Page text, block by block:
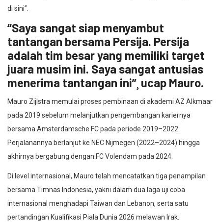
di sini”.
“Saya sangat siap menyambut
tantangan bersama Persija. Persija
adalah tim besar yang memiliki target
juara musim ini. Saya sangat antusias
menerima tantangan ini”¸ ucap Mauro.
Mauro Zijlstra memulai proses pembinaan di akademi AZ Alkmaar
pada 2019 sebelum melanjutkan pengembangan kariernya
bersama Amsterdamsche FC pada periode 2019–2022.
Perjalanannya berlanjut ke NEC Nijmegen (2022–2024) hingga
akhirnya bergabung dengan FC Volendam pada 2024.
Di level internasional, Mauro telah mencatatkan tiga penampilan
bersama Timnas Indonesia, yakni dalam dua laga uji coba
internasional menghadapi Taiwan dan Lebanon, serta satu
pertandingan Kualifikasi Piala Dunia 2026 melawan Irak.